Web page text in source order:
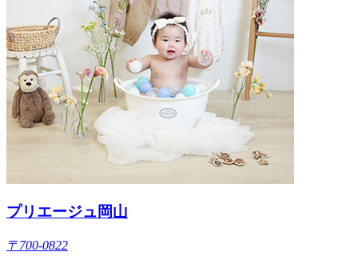
プリエージュ岡山
〒700-0822